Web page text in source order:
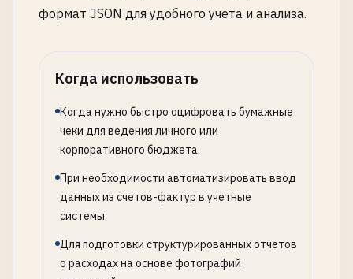
формат JSON для удобного учета и анализа.
Когда использовать
Когда нужно быстро оцифровать бумажные
чеки для ведения личного или
корпоративного бюджета.
При необходимости автоматизировать ввод
данных из счетов-фактур в учетные
системы.
Для подготовки структурированных отчетов
о расходах на основе фотографий